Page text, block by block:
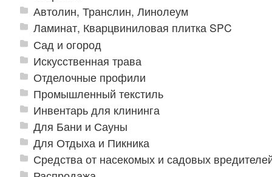
Автолин, Транслин, Линолеум
Ламинат, Кварцвиниловая плитка SPC
Сад и огород
Искусственная трава
Отделочные профили
Промышленный текстиль
Инвентарь для клининга
Для Бани и Сауны
Для Отдыха и Пикника
Средства от насекомых и садовых